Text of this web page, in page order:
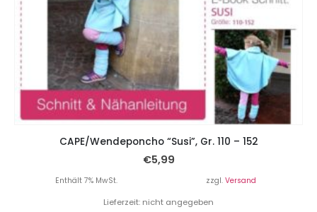
CAPE/Wendeponcho “Susi”, Gr. 110 – 152
€5,99
Enthält 7% MwSt. zzgl. Versand
Lieferzeit: nicht angegeben